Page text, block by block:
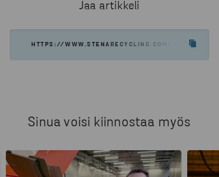
Jaa artikkeli
HTTPS://WWW.STENARECYCLING.COM/FI/
Sinua voisi kiinnostaa myös